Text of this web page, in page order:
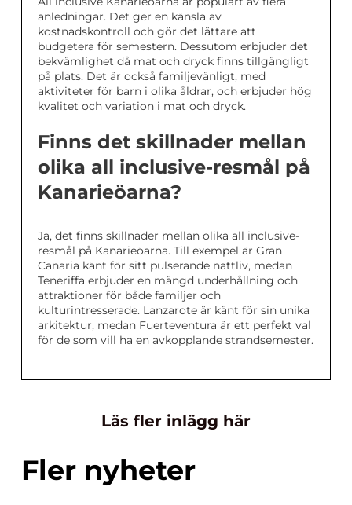
anledningar. Det ger en känsla av
kostnadskontroll och gör det lättare att
budgetera för semestern. Dessutom erbjuder det
bekvämlighet då mat och dryck finns tillgängligt
på plats. Det är också familjevänligt, med
aktiviteter för barn i olika åldrar, och erbjuder hög
kvalitet och variation i mat och dryck.
Finns det skillnader mellan
olika all inclusive-resmål på
Kanarieöarna?
Ja, det finns skillnader mellan olika all inclusive-
resmål på Kanarieöarna. Till exempel är Gran
Canaria känt för sitt pulserande nattliv, medan
Teneriffa erbjuder en mängd underhållning och
attraktioner för både familjer och
kulturintresserade. Lanzarote är känt för sin unika
arkitektur, medan Fuerteventura är ett perfekt val
för de som vill ha en avkopplande strandsemester.
Läs fler inlägg här
Fler nyheter